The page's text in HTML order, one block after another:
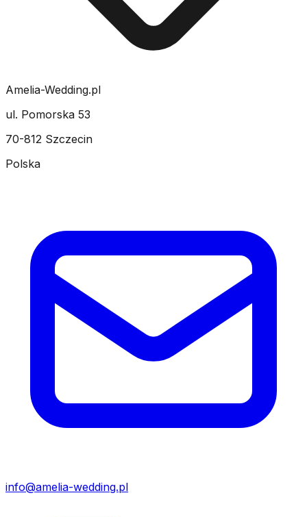
Amelia-Wedding.pl
ul. Pomorska 53
70-812 Szczecin
Polska
info@amelia-wedding.pl